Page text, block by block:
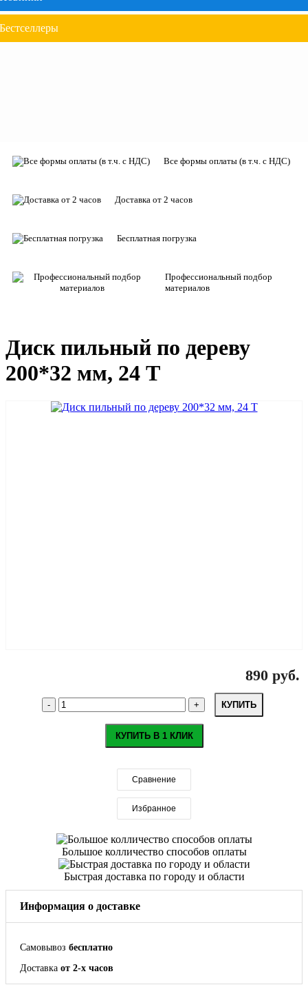
Бестселлеры
Все формы оплаты (в т.ч. с НДС)
Доставка от 2 часов
Бесплатная погрузка
Профессиональный подбор
материалов
Диск пильный по дереву
200*32 мм, 24 Т
890 руб.
КУПИТЬ
КУПИТЬ В 1 КЛИК
Сравнение
Избранное
Большое колличество способов оплаты
Быстрая доставка по городу и области
Информация о доставке
Самовывоз бесплатно
Доставка от 2-х часов